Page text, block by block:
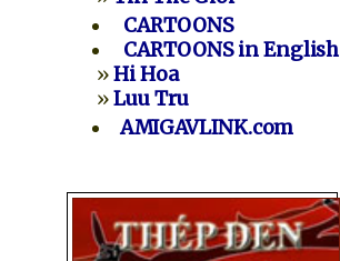
CARTOONS
CARTOONS in English
»Hi Hoa
»Luu Tru
AMIGAVLINK.com